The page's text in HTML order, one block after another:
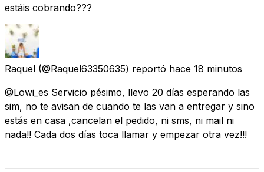
estáis cobrando???
Raquel (@Raquel63350635) reportó hace 18 minutos
@Lowi_es Servicio pésimo, llevo 20 días esperando las
sim, no te avisan de cuando te las van a entregar y sino
estás en casa ,cancelan el pedido, ni sms, ni mail ni
nada!! Cada dos días toca llamar y empezar otra vez!!!